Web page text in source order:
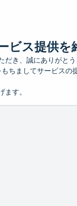
ビス提供
き、誠にありがとう
ちましてサービスの
す。